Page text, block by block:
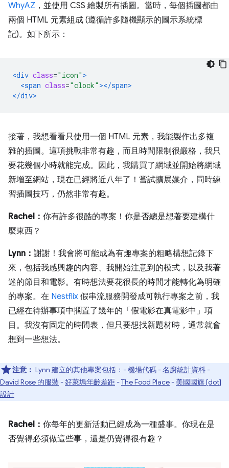
WhyAZ ，並使用 CSS 繪製所有插圖。當時，每個插圖都由
兩個 HTML 元素組成 (遵循許多隨機顯示的圖示系統標
記)。如下所示：
<div class="icon" >
<span class="clock" ></span>
</div>
接著，我想看看只使用一個 HTML 元素，我能製作出多複
雜的插圖。這項挑戰非常有趣，而且時間限制很嚴格，我只
要花幾個小時就能完成。因此，我購買了網域並開始將網域
新增至網站，現在已經將近八年了！嘗試擴展媒介，同時練
習插圖技巧，仍然非常有趣。
Rachel： 你有許多很酷的專案！你是否總是想著要建構什
麼東西？
Lynn： 謝謝！我會將可能成為有趣專案的粗略構想記錄下
來，包括我感興趣的內容、我開始注意到的模式，以及我著
迷的節目和電影。有時想法要花很長的時間才能轉化為明確
的專案。在 Nestflix 假串流服務開發成可執行專案之前，我
已經在待辦事項中擱置了幾年的「假電影在真電影中」項
目。我沒有固定的時間表，但只要想找新題材時，通常就會
想到一些想法。
注意： Lynn 建立的其他專案包括：-機場代碼-名廚統計資料-
David Rose 的服裝 -好萊塢年齡差距-The Food Place- 美國國旗 [dot]
設計
Rachel： 你每年的更新活動已經成為一種盛事。你現在是
否覺得必須做這些事，還是仍覺得很有趣？